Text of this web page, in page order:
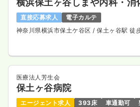
横浜保土ヶ谷しまや内科・消
直接応募求人
電子カルテ
神奈川県横浜市保土ケ谷区/ 保土ヶ谷駅 徒
医療法人芳生会
保土ヶ谷病院
エージェント求人 393床 車通勤可